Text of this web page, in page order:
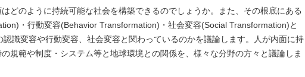
どのように持続可能な社会を構築できるのでしょうか。また、その根底にある
・行動変容(Behavior Transformation)・社会変容(Social Transformation)と
識変容や行動変容、社会変容と関わっているのかを議論します。人が内面に持
規範や制度・システム等と地球環境との関係を、様々な分野の方々と議論しま